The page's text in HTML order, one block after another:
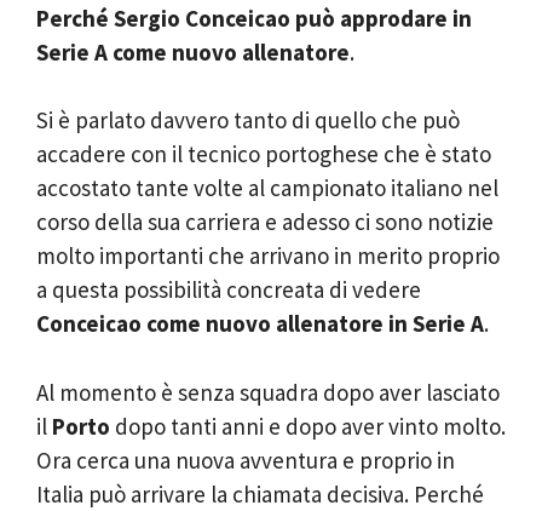
Perché Sergio Conceicao può approdare in
Serie A come nuovo allenatore.
Si è parlato davvero tanto di quello che può
accadere con il tecnico portoghese che è stato
accostato tante volte al campionato italiano nel
corso della sua carriera e adesso ci sono notizie
molto importanti che arrivano in merito proprio
a questa possibilità concreata di vedere
Conceicao come nuovo allenatore in Serie A.
Al momento è senza squadra dopo aver lasciato
il Porto dopo tanti anni e dopo aver vinto molto.
Ora cerca una nuova avventura e proprio in
Italia può arrivare la chiamata decisiva. Perché